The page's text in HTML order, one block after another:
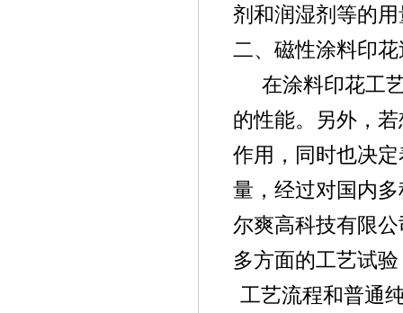
剂和润湿剂等的
二、磁性涂料印
在涂料印花工
的性能。另外，
作用，同时也决
量，经过对国内
尔爽高科技有限
多方面的工艺试
工艺流程和普通